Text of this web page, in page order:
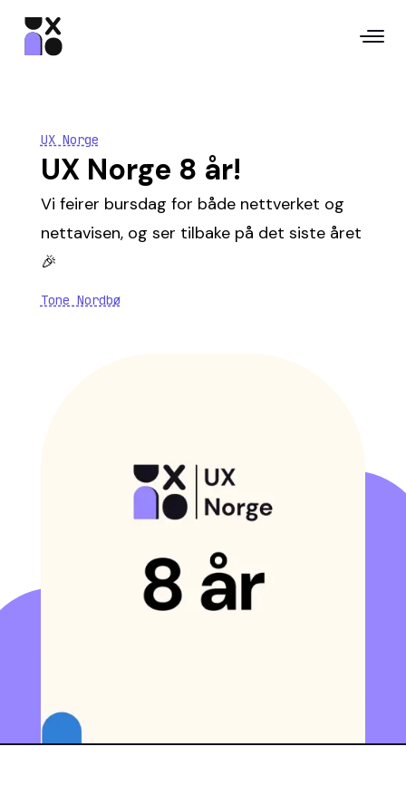
UX Norge
UX Norge 8 år!
Vi feirer bursdag for både nettverket og
nettavisen, og ser tilbake på det siste året
🎉
Tone Nordbø